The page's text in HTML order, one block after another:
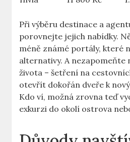
Při výběru destinace a
porovnejte jejich nabídky.
méně známé portály, které
alternativy. A nezapomeňte
života – šetření na
otevřít dokořán dveře k
Kdo ví, možná zrovna teď
exkurzi do okolí ostrova